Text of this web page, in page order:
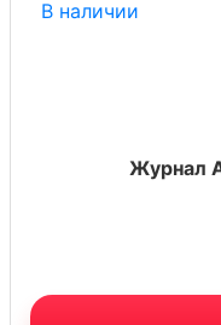
В наличии
Журнал